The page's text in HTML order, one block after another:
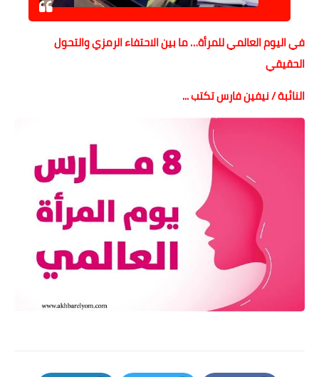
في اليوم العالمي للمرأة… ما بين الاحتفاء الرمزي والتحول
الحقيقي
النائبة / نيفين فارس تكتب ...